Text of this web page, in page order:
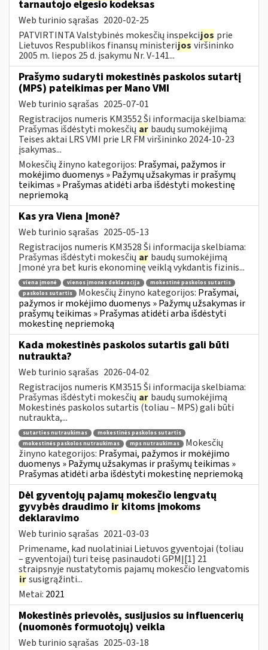
tarnautojo elgesio kodeksas
Web turinio sąrašas 2020-02-25
PATVIRTINTA Valstybinės mokesčių inspekcijos prie
Lietuvos Respublikos finansų ministerijos viršininko
2005 m. liepos 25 d. įsakymu Nr. V-141...
Prašymo sudaryti mokestinės paskolos sutartį
(MPS) pateikimas per Mano VMI
Web turinio sąrašas 2025-07-01
Registracijos numeris KM3552 Ši informacija skelbiama:
Prašymas išdėstyti mokesčių ar baudų sumokėjimą
Teises aktai LRS VMI prie LR FM viršininko 2024-10-23
įsakymas...
Mokesčių žinyno kategorijos: Prašymai, pažymos ir
mokėjimo duomenys » Pažymų užsakymas ir prašymų
teikimas » Prašymas atidėti arba išdėstyti mokestinę
nepriemoką
Kas yra Viena Įmonė?
Web turinio sąrašas 2025-05-13
Registracijos numeris KM3528 Ši informacija skelbiama:
Prašymas išdėstyti mokesčių ar baudų sumokėjimą
Įmonė yra bet kuris ekonominę veiklą vykdantis fizinis...
viena įmonė vienos įmonės deklaracija
mokestinė paskolos sutartis
paskolos sutartis
Mokesčių žinyno kategorijos: Prašymai,
pažymos ir mokėjimo duomenys » Pažymų užsakymas ir
prašymų teikimas » Prašymas atidėti arba išdėstyti
mokestinę nepriemoką
Kada mokestinės paskolos sutartis gali būti
nutraukta?
Web turinio sąrašas 2026-04-02
Registracijos numeris KM3515 Ši informacija skelbiama:
Prašymas išdėstyti mokesčių ar baudų sumokėjimą
Mokestinės paskolos sutartis (toliau – MPS) gali būti
nutraukta,...
sutarties nutraukimas
mokestinės paskolos sutartis
mokestinės paskolos nutraukimas
mps nutraukimas
Mokesčių
žinyno kategorijos: Prašymai, pažymos ir mokėjimo
duomenys » Pažymų užsakymas ir prašymų teikimas »
Prašymas atidėti arba išdėstyti mokestinę nepriemoką
Dėl gyventojų pajamų mokesčio lengvatų
gyvybės draudimo ir kitoms įmokoms
deklaravimo
Web turinio sąrašas 2021-03-03
Primename, kad nuolatiniai Lietuvos gyventojai (toliau
– gyventojai) turi teisę pasinaudoti GPMĮ[1] 21
straipsnyje nustatytomis pajamų mokesčio lengvatomis
irsusigrąžinti...
Metai: 2021
Mokestinės prievolės, susijusios su influencerių
(nuomonės formuotojų) veikla
Web turinio sąrašas 2025-03-18